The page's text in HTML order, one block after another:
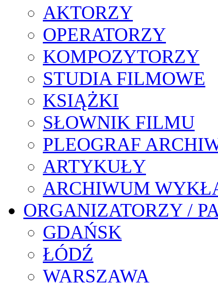
AKTORZY
OPERATORZY
KOMPOZYTORZY
STUDIA FILMOWE
KSIĄŻKI
SŁOWNIK FILMU
PLEOGRAF
ARTYKUŁY
ARCHIWUM
ORGANIZATORZY /
GDAŃSK
ŁÓDŹ
WARSZAWA